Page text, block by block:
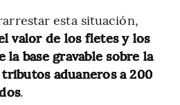
esta situación,
valor de los fletes y los
la base gravable sobre la
aduaneros a 200
.